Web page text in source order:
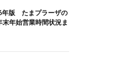
版 たまプラーザの
末年始営業時間状況ま